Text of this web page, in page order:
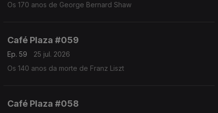
Os 170 anos de George Bernard Shaw
Café Plaza #059
Ep. 59
25 jul. 2026
Os 140 anos da morte de Franz Liszt
Café Plaza #058